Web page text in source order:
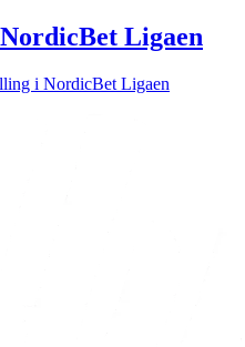
Ligaen
i NordicBet Ligaen